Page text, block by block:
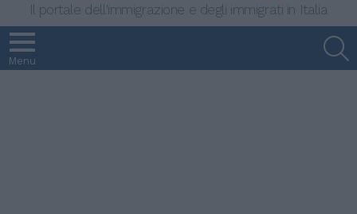
Il portale dell'immigrazione e degli immigrati in Italia
Menu